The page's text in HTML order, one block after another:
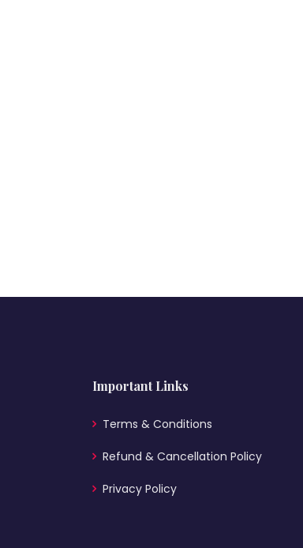
Important Links
Terms & Conditions
Refund & Cancellation Policy
Privacy Policy